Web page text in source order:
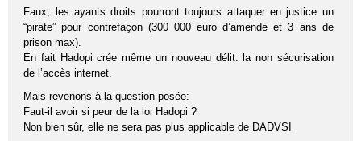
Faux, les ayants droits pourront toujours attaquer en justice un
“pirate” pour contrefaçon (300 000 euro d’amende et 3 ans de
prison max).
En fait Hadopi crée même un nouveau délit: la non sécurisation
de l’accès internet.
Mais revenons à la question posée:
Faut-il avoir si peur de la loi Hadopi ?
Non bien sûr, elle ne sera pas plus applicable de DADVSI